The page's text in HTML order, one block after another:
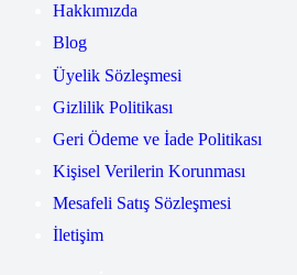
Hakkımızda
Blog
Üyelik Sözleşmesi
Gizlilik Politikası
Geri Ödeme ve İade Politikası
Kişisel Verilerin Korunması
Mesafeli Satış Sözleşmesi
İletişim